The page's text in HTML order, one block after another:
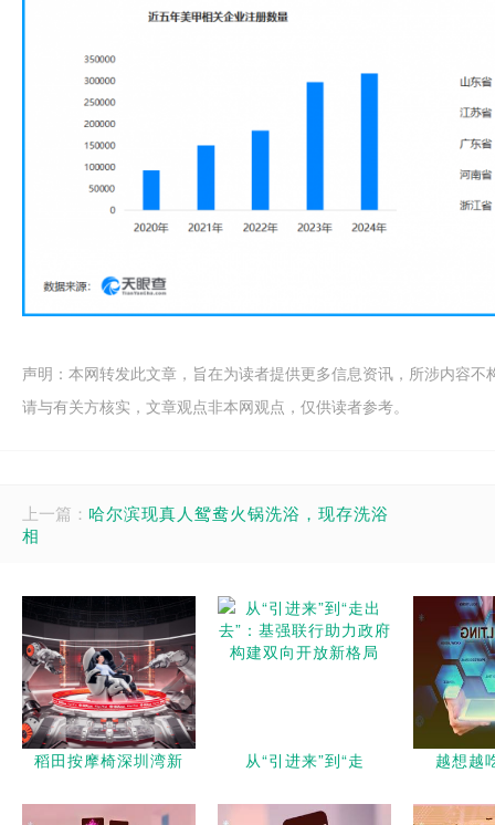
声明：本网转发此文章，旨在为读者提供更多信息资讯，所涉内容
请与有关方核实，文章观点非本网观点，仅供读者参考。
上一篇： 哈尔滨现真人鸳鸯火锅洗浴，现存洗浴
相
稻田按摩椅深圳湾新 从“引进来”到“走 越想越